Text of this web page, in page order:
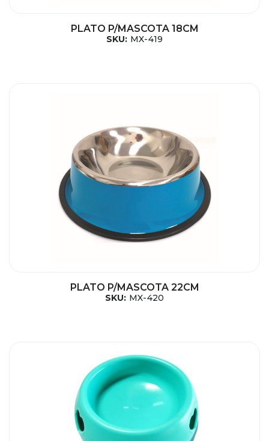
PLATO P/MASCOTA 18CM
SKU: MX-419
PLATO P/MASCOTA 22CM
SKU: MX-420